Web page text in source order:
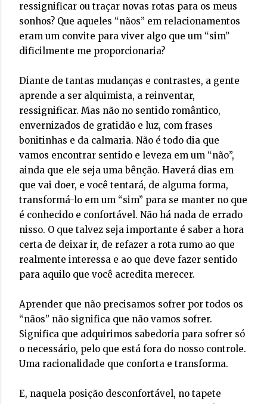
ressignificar ou traçar novas rotas para os meus
sonhos? Que aqueles “nãos” em relacionamentos
eram um convite para viver algo que um “sim”
dificilmente me proporcionaria?
Diante de tantas mudanças e contrastes, a gente
aprende a ser alquimista, a reinventar,
ressignificar. Mas não no sentido romântico,
envernizados de gratidão e luz, com frases
bonitinhas e da calmaria. Não é todo dia que
vamos encontrar sentido e leveza em um “não”,
ainda que ele seja uma bênção. Haverá dias em
que vai doer, e você tentará, de alguma forma,
transformá-lo em um “sim” para se manter no que
é conhecido e confortável. Não há nada de errado
nisso. O que talvez seja importante é saber a hora
certa de deixar ir, de refazer a rota rumo ao que
realmente interessa e ao que deve fazer sentido
para aquilo que você acredita merecer.
Aprender que não precisamos sofrer por todos os
“nãos” não significa que não vamos sofrer.
Significa que adquirimos sabedoria para sofrer só
o necessário, pelo que está fora do nosso controle.
Uma racionalidade que conforta e transforma.
E, naquela posição desconfortável, no tapete